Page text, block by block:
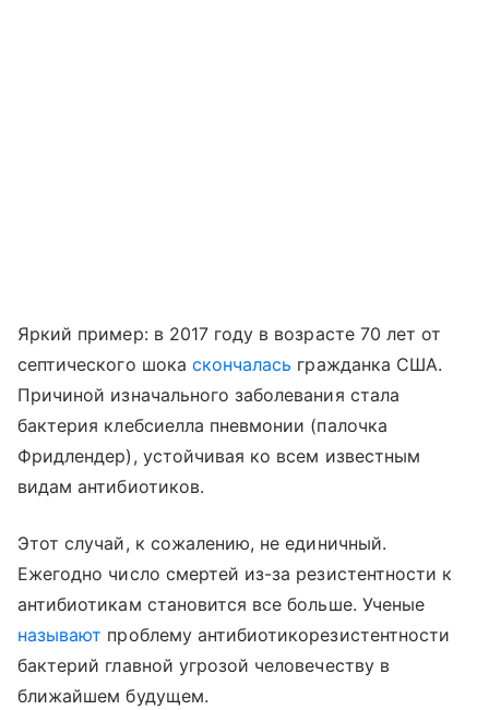
Яркий пример: в 2017 году в возрасте 70 лет от
септического шока скончалась гражданка США.
Причиной изначального заболевания стала
бактерия клебсиелла пневмонии (палочка
Фридлендер), устойчивая ко всем известным
видам антибиотиков.
Этот случай, к сожалению, не единичный.
Ежегодно число смертей из-за резистентности к
антибиотикам становится все больше. Ученые
называют проблему антибиотикорезистентности
бактерий главной угрозой человечеству в
ближайшем будущем.